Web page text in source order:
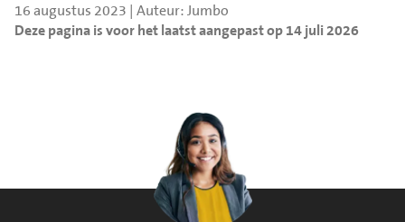
16 augustus 2023 | Auteur: Jumbo
Deze pagina is voor het laatst aangepast op 14 juli 2026